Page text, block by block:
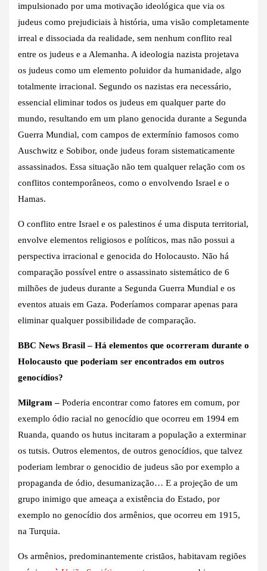
impulsionado por uma motivação ideológica que via os
judeus como prejudiciais à história, uma visão completamente
irreal e dissociada da realidade, sem nenhum conflito real
entre os judeus e a Alemanha. A ideologia nazista projetava
os judeus como um elemento poluidor da humanidade, algo
totalmente irracional. Segundo os nazistas era necessário,
essencial eliminar todos os judeus em qualquer parte do
mundo, resultando em um plano genocida durante a Segunda
Guerra Mundial, com campos de extermínio famosos como
Auschwitz e Sobibor, onde judeus foram sistematicamente
assassinados. Essa situação não tem qualquer relação com os
conflitos contemporâneos, como o envolvendo Israel e o
Hamas.
O conflito entre Israel e os palestinos é uma disputa territorial,
envolve elementos religiosos e políticos, mas não possui a
perspectiva irracional e genocida do Holocausto. Não há
comparação possível entre o assassinato sistemático de 6
milhões de judeus durante a Segunda Guerra Mundial e os
eventos atuais em Gaza. Poderíamos comparar apenas para
eliminar qualquer possibilidade de comparação.
BBC News Brasil – Há elementos que ocorreram durante o
Holocausto que poderiam ser encontrados em outros
genocídios?
Milgram – Poderia encontrar como fatores em comum, por
exemplo ódio racial no genocídio que ocorreu em 1994 em
Ruanda, quando os hutus incitaram a população a exterminar
os tutsis. Outros elementos, de outros genocídios, que talvez
poderiam lembrar o genocidio de judeus são por exemplo a
propaganda de ódio, desumanização… E a projeção de um
grupo inimigo que ameaça a existência do Estado, por
exemplo no genocídio dos armênios, que ocorreu em 1915,
na Turquia.
Os armênios, predominantemente cristãos, habitavam regiões